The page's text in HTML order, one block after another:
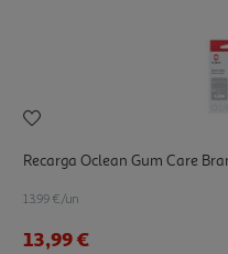
Recarga Oclean Gum Care
13.99 €/un
13,99 €